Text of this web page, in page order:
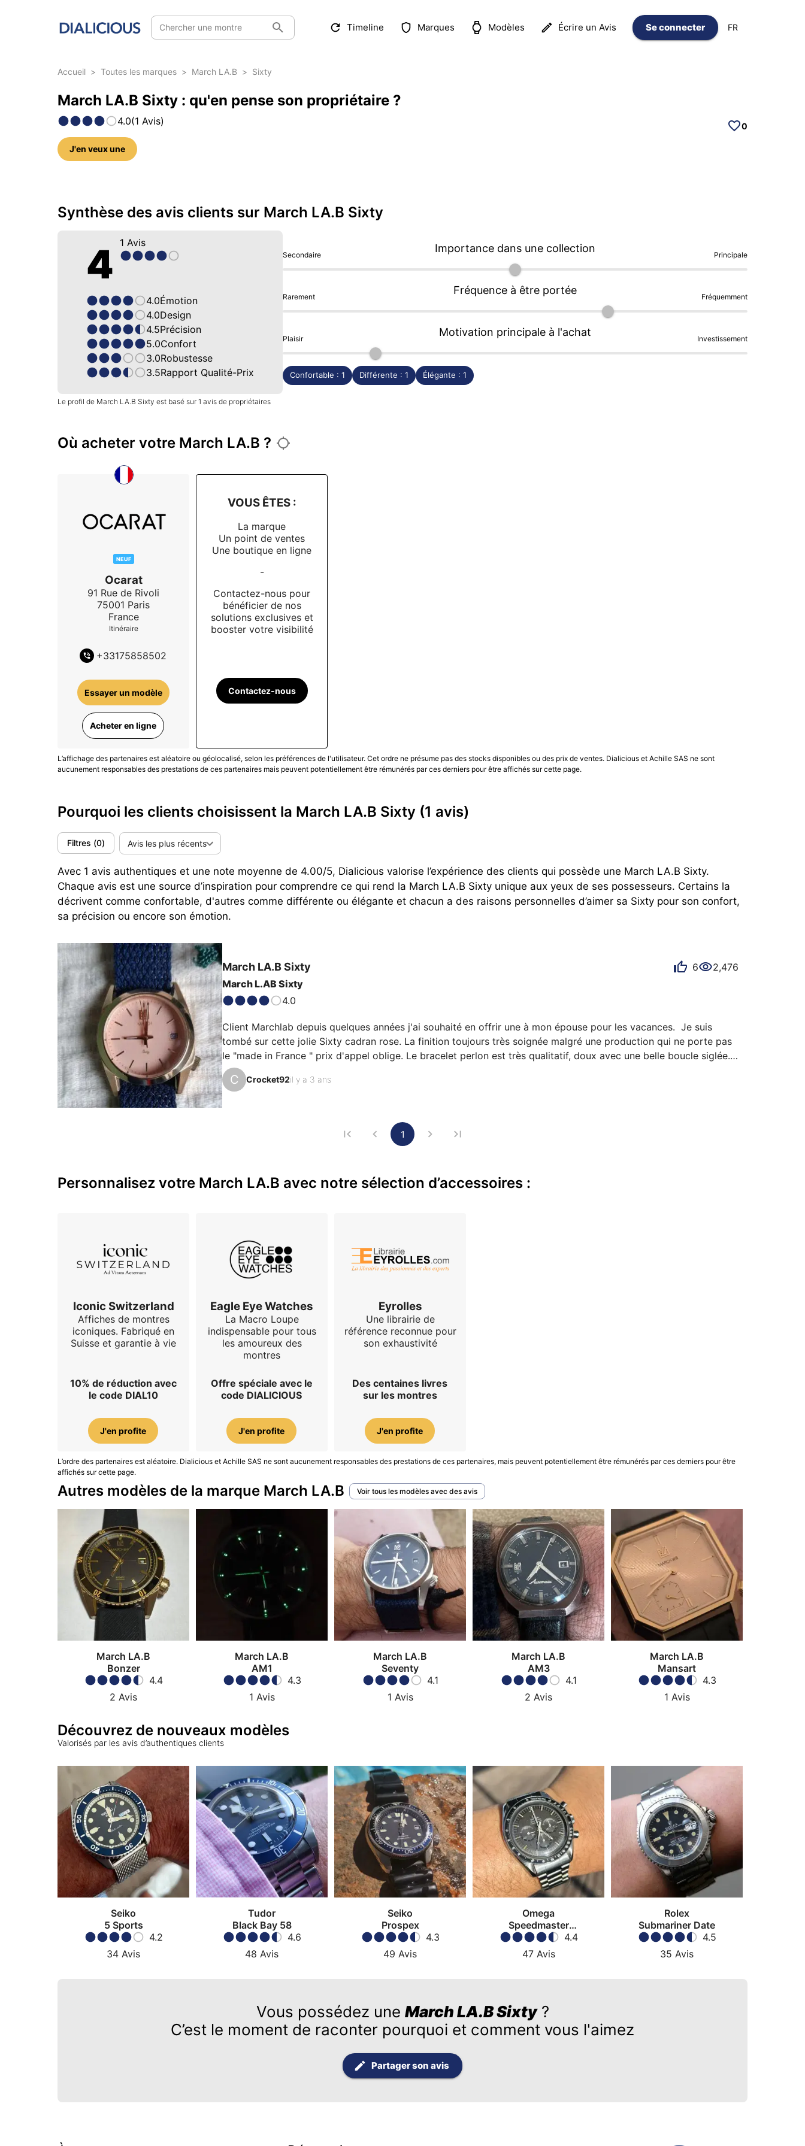
Chercher une montre Timeline Marques Modèles Écrire un Avis Se connecter FR
Accueil > Toutes les marques > March LA.B > Sixty
March LA.B Sixty : qu'en pense son propriétaire ?
4.0(1 Avis)
J'en veux une
0
6 photos sur ce modèle
Synthèse des avis clients sur March LA.B Sixty
4 1 Avis
4.0Émotion
4.0Design
4.5Précision
5.0Confort
3.0Robustesse
3.5Rapport Qualité-Prix
Secondaire
Importance dans une collection
Principale
Rarement
Fréquence à être portée
Fréquemment
Plaisir
Motivation principale à l'achat
Investissement
Confortable : 1 Différente : 1 Élégante : 1
Le profil de March LA.B Sixty est basé sur 1 avis de propriétaires
Où acheter votre March LA.B ?
NEUF
Ocarat
91 Rue de Rivoli
75001 Paris
France
Itinéraire
+33175858502
Essayer un modèle
Acheter en ligne
VOUS ÊTES :
La marque
Un point de ventes
Une boutique en ligne
-
Contactez-nous pour
bénéficier de nos
solutions exclusives et
booster votre visibilité
Contactez-nous
L’affichage des partenaires est aléatoire ou géolocalisé, selon les préférences de l'utilisateur. Cet ordre ne présume pas des stocks disponibles ou des prix de ventes. Dialicious et Achille SAS ne sont
aucunement responsables des prestations de ces partenaires mais peuvent potentiellement être rémunérés par ces derniers pour être affichés sur cette page.
Pourquoi les clients choisissent la March LA.B Sixty (1 avis)
Filtres (0) Avis les plus récents
Avec 1 avis authentiques et une note moyenne de 4.00/5, Dialicious valorise l’expérience des clients qui possède une March LA.B Sixty.
Chaque avis est une source d’inspiration pour comprendre ce qui rend la March LA.B Sixty unique aux yeux de ses possesseurs. Certains la
décrivent comme confortable, d'autres comme différente ou élégante et chacun a des raisons personnelles d’aimer sa Sixty pour son confort,
sa précision ou encore son émotion.
March LA.BSixty 6
2,476
March L.AB Sixty
4.0
Client Marchlab depuis quelques années j'ai souhaité en offrir une à mon épouse pour les vacances.  Je suis
tombé sur cette jolie Sixty cadran rose. La finition toujours très soignée malgré une production qui ne porte pas
le "made in France " prix d'appel oblige. Le bracelet perlon est très qualitatif, doux avec une belle boucle siglée.
Fonds vissé , étanche 10 ATM,  de quoi se baigner sans arrière pensée. Petit bémol sur la fiabilité : le mouvement
Miyota à été changé en garantie 6 mois après l'achat.  Un défaut d…
C Crocket92il y a 3 ans
1
Personnalisez votre March LA.B avec notre sélection d’accessoires :
Iconic Switzerland
Affiches de montres
iconiques. Fabriqué en
Suisse et garantie à vie
10% de réduction avec
le code DIAL10
J'en profite
Eagle Eye Watches
La Macro Loupe
indispensable pour tous
les amoureux des
montres
Offre spéciale avec le
code DIALICIOUS
J'en profite
Eyrolles
Une librairie de
référence reconnue pour
son exhaustivité
Des centaines livres
sur les montres
J'en profite
L’ordre des partenaires est aléatoire. Dialicious et Achille SAS ne sont aucunement responsables des prestations de ces partenaires, mais peuvent potentiellement être rémunérés par ces derniers pour être
affichés sur cette page.
Autres modèles de la marque March LA.B Voir tous les modèles avec des avis
March LA.B
Bonzer
4.4
2 Avis
March LA.B
AM1
4.3
1 Avis
March LA.B
Seventy
4.1
1 Avis
March LA.B
AM3
4.1
2 Avis
March LA.B
Mansart
4.3
1 Avis
Découvrez de nouveaux modèles
Valorisés par les avis d’authentiques clients
Seiko
5 Sports
4.2
34 Avis
Tudor
Black Bay 58
4.6
48 Avis
Seiko
Prospex
4.3
49 Avis
Omega
Speedmaster
Moonwatch4.4
47 Avis
Rolex
Submariner Date
4.5
35 Avis
Vous possédez une March LA.B Sixty?
C’est le moment de raconter pourquoi et comment vous l'aimez
Partager son avis